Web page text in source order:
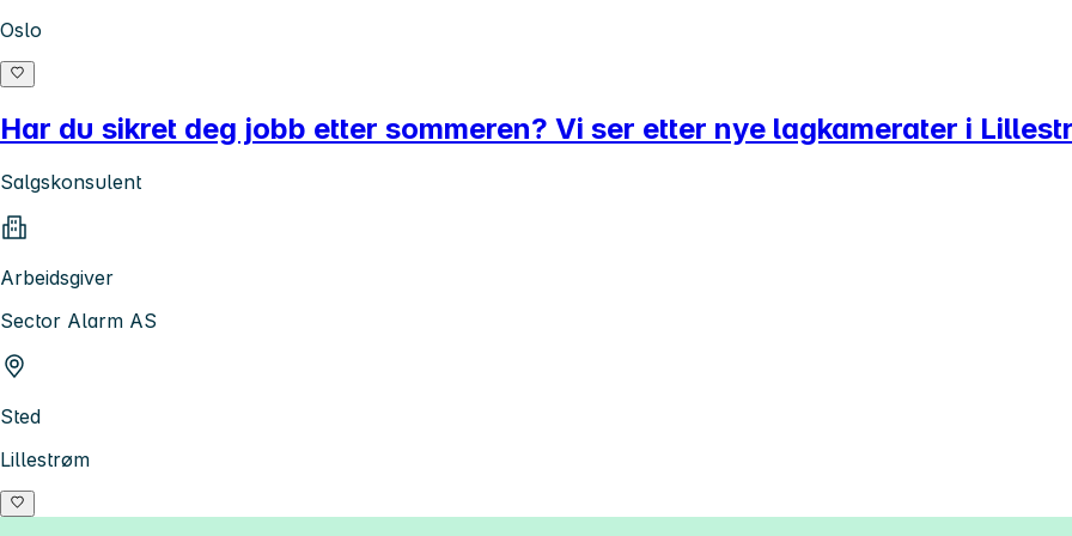
Oslo
Har du sikret deg jobb etter sommeren? Vi ser etter nye lagkamerater i
Salgskonsulent
Arbeidsgiver
Sector Alarm AS
Sted
Lillestrøm